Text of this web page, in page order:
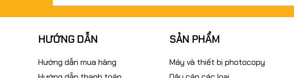
HƯỚNG DẪN
Hướng dẫn mua hàng
SẢN PHẨM
Máy và thiết bị photocopy